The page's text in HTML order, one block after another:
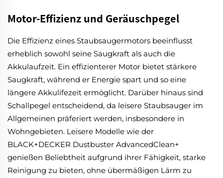
Motor-Effizienz und Geräuschpegel
Die Effizienz eines Staubsaugermotors beeinflusst
erheblich sowohl seine Saugkraft als auch die
Akkulaufzeit. Ein effizienterer Motor bietet stärkere
Saugkraft, während er Energie spart und so eine
längere Akkulifezeit ermöglicht. Darüber hinaus sind
Schallpegel entscheidend, da leisere Staubsauger im
Allgemeinen präferiert werden, insbesondere in
Wohngebieten. Leisere Modelle wie der
BLACK+DECKER Dustbuster AdvancedClean+
genießen Beliebtheit aufgrund ihrer Fähigkeit, starke
Reinigung zu bieten, ohne übermäßigen Lärm zu